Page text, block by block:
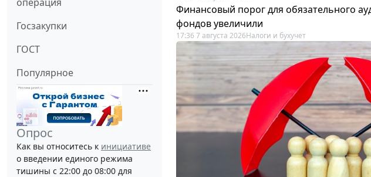
Госзакупки
ГОСТ
Популярное
Опрос
Как вы относитесь к инициативе
о введении единого режима
тишины с 22:00 до 08:00 для
Финансовый порог для обязательного
фондов увеличили
17:36 7 августа 2026Налоги и бухучет